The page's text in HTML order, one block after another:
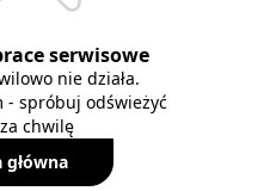
serwisowe
nie działa.
- spróbuj odświeżyć
chwilę